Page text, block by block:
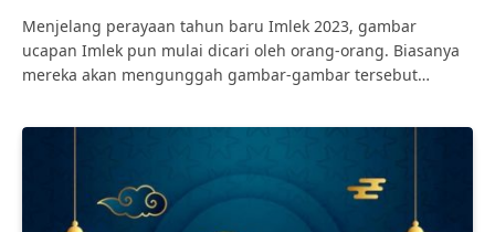
Menjelang perayaan tahun baru Imlek 2023, gambar
ucapan Imlek pun mulai dicari oleh orang-orang. Biasanya
mereka akan mengunggah gambar-gambar tersebut…